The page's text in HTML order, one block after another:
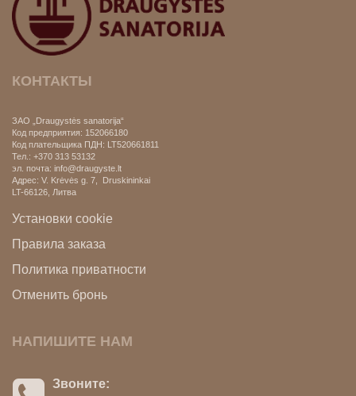
КОНТАКТЫ
ЗАО „Draugystės sanatorija“
Код предприятия: 152066180
Код плательщика ПДН: LT520661811
Тел.: +370 313 53132
эл. почта: info@draugyste.lt
Aдрес: V. Krėvės g. 7, Druskininkai
LT-66126 , Литва
Установки cookie
Правила заказа
Политика приватности
Отменить бронь
НАПИШИТЕ НАМ
Звоните: